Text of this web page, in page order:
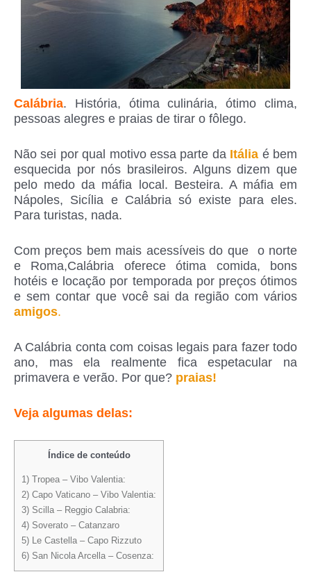
Calábria. História, ótima culinária, ótimo clima,
pessoas alegres e praias de tirar o fôlego.
Não sei por qual motivo essa parte da Itália é bem
esquecida por nós brasileiros. Alguns dizem que
pelo medo da máfia local. Besteira. A máfia em
Nápoles, Sicília e Calábria só existe para eles.
Para turistas, nada.
Com preços bem mais acessíveis do que o norte
e Roma,Calábria oferece ótima comida, bons
hotéis e locação por temporada por preços ótimos
e sem contar que você sai da região com vários
amigos.
A Calábria conta com coisas legais para fazer todo
ano, mas ela realmente fica espetacular na
primavera e verão. Por que? praias!
Veja algumas delas:
Índice de conteúdo
1) Tropea – Vibo Valentia:
2) Capo Vaticano – Vibo Valentia:
3) Scilla – Reggio Calabria:
4) Soverato – Catanzaro
5) Le Castella – Capo Rizzuto
6) San Nicola Arcella – Cosenza: